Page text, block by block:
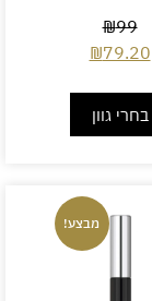
₪99
₪79.20
בחרי גוון
מבצע!